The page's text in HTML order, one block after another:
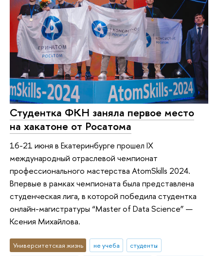
Студентка ФКН заняла первое место
на хакатоне от Росатома
16-21 июня в Екатеринбурге прошел IX
международный отраслевой чемпионат
профессионального мастерства AtomSkills 2024.
Впервые в рамках чемпионата была представлена
студенческая лига, в которой победила студентка
онлайн-магистратуры “Master of Data Science” —
Ксения Михайлова.
Университетская жизнь не учеба
студенты